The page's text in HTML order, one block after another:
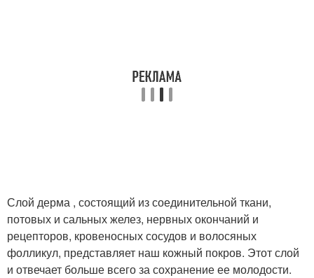
Слой дерма , состоящий из соединительной ткани,
потовых и сальных желез, нервных окончаний и
рецепторов, кровеносных сосудов и волосяных
фолликул, представляет наш кожный покров. Этот слой
и отвечает больше всего за сохранение ее молодости.